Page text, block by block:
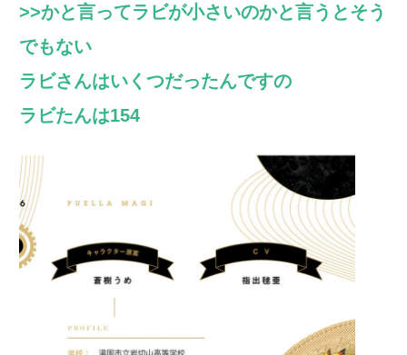
>>かと言ってラビが小さいのかと言うとそう
でもない
ラビさんはいくつだったんですの
ラビたんは154